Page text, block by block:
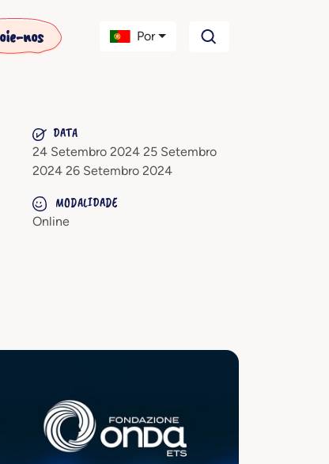
nos Por
DATA
24 Setembro 2024 25 Setembro
2024 26 Setembro 2024
MODALIDADE
Online